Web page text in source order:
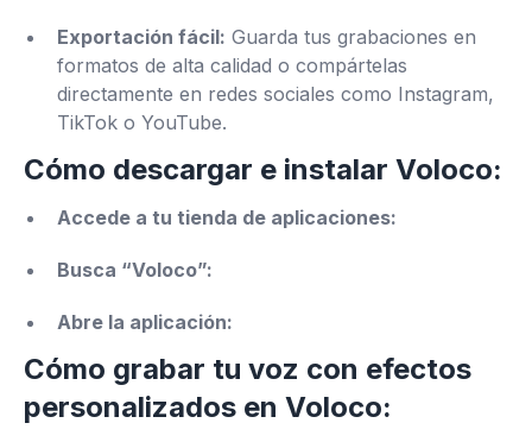
Exportación fácil: Guarda tus grabaciones en
formatos de alta calidad o compártelas
directamente en redes sociales como Instagram,
TikTok o YouTube.
Cómo descargar e instalar Voloco:
Accede a tu tienda de aplicaciones:
Busca “Voloco”:
Abre la aplicación:
Cómo grabar tu voz con efectos
personalizados en Voloco: